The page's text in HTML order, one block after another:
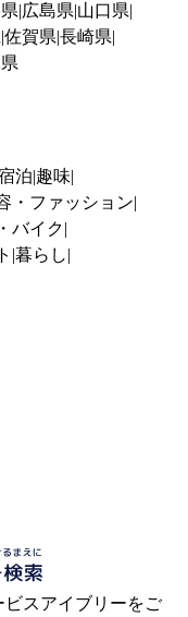
広島県 山口県
佐賀県 長崎県
泊 趣味
・ファッション
バイク
暮らし
スアイブリーをご